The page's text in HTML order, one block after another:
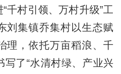
村引领、万村升级”工
刘集镇乔集村以生态赋
理，依托万亩稻浪、千
写了“水清村绿、产业兴